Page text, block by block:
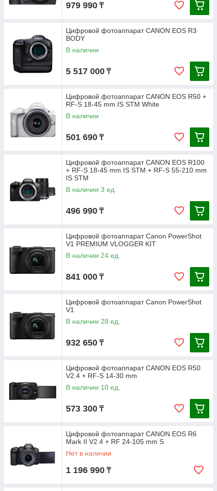
979 990 ₸
Цифровой фотоаппарат CANON EOS R3
BODY
В наличии
5 517 000 ₸
Цифровой фотоаппарат CANON EOS R50 +
RF-S 18-45 mm IS STM White
В наличии
501 690 ₸
Цифровой фотоаппарат CANON EOS R100
+ RF-S 18-45 mm IS STM + RF-S 55-210 mm
IS STM
В наличии 3 ед.
496 990 ₸
Цифровой фотоаппарат Canon PowerShot
V1 PREMIUM VLOGGER KIT
В наличии 24 ед.
841 000 ₸
Цифровой фотоаппарат Canon PowerShot
V1
В наличии 28 ед.
932 650 ₸
Цифровой фотоаппарат CANON EOS R50
V2.4 + RF-S 14-30 mm
В наличии 10 ед.
573 300 ₸
Цифровой фотоаппарат CANON EOS R6
Mark II V2.4 + RF 24-105 mm S
Нет в наличии
1 196 990 ₸